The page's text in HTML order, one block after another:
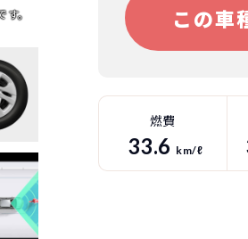
この車
燃費
33.6 km/ℓ